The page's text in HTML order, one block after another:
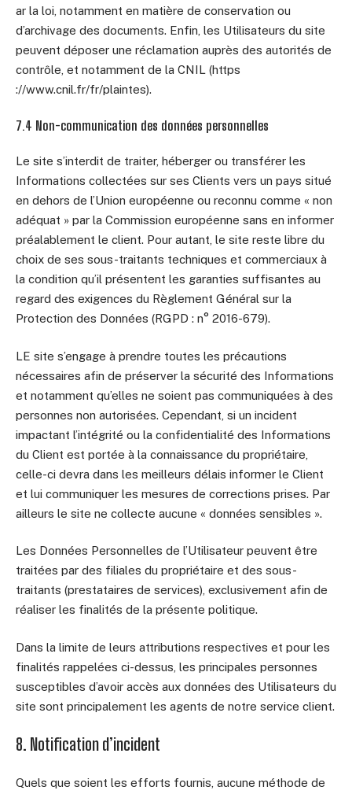
ar la loi, notamment en matière de conservation ou
d’archivage des documents. Enfin, les Utilisateurs du site
peuvent déposer une réclamation auprès des autorités de
contrôle, et notamment de la CNIL (https
://www.cnil.fr/fr/plaintes).
7.4 Non-communication des données personnelles
Le site s’interdit de traiter, héberger ou transférer les
Informations collectées sur ses Clients vers un pays situé
en dehors de l’Union européenne ou reconnu comme « non
adéquat » par la Commission européenne sans en informer
préalablement le client. Pour autant, le site reste libre du
choix de ses sous-traitants techniques et commerciaux à
la condition qu’il présentent les garanties suffisantes au
regard des exigences du Règlement Général sur la
Protection des Données (RGPD : n° 2016-679).
LE site s’engage à prendre toutes les précautions
nécessaires afin de préserver la sécurité des Informations
et notamment qu’elles ne soient pas communiquées à des
personnes non autorisées. Cependant, si un incident
impactant l’intégrité ou la confidentialité des Informations
du Client est portée à la connaissance du propriétaire,
celle-ci devra dans les meilleurs délais informer le Client
et lui communiquer les mesures de corrections prises. Par
ailleurs le site ne collecte aucune « données sensibles ».
Les Données Personnelles de l’Utilisateur peuvent être
traitées par des filiales du propriétaire et des sous-
traitants (prestataires de services), exclusivement afin de
réaliser les finalités de la présente politique.
Dans la limite de leurs attributions respectives et pour les
finalités rappelées ci-dessus, les principales personnes
susceptibles d’avoir accès aux données des Utilisateurs du
site sont principalement les agents de notre service client.
8. Notification d’incident
Quels que soient les efforts fournis, aucune méthode de